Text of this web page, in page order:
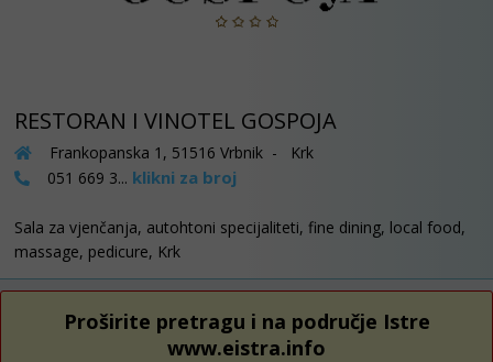
RESTORAN I VINOTEL GOSPOJA
Frankopanska 1, 51516 Vrbnik - Krk
051 669 3... klikni za broj
Sala za vjenčanja, autohtoni specijaliteti, fine dining, local food,
massage, pedicure, Krk
Proširite pretragu i na područje Istre
www.eistra.info